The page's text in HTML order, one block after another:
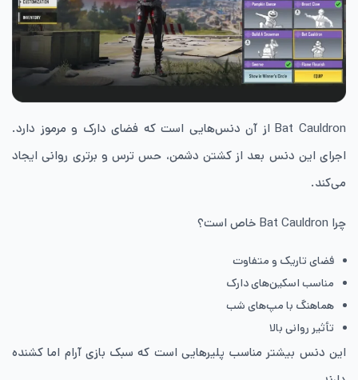
Bat Cauldron از آن دنس‌هایی است که فضای دارک و مرموز دارد.
اجرای این دنس بعد از کشتن دشمن، حس ترس و برتری روانی ایجاد
می‌کند.
چرا Bat Cauldron خاص است؟
فضای تاریک و متفاوت
مناسب اسکین‌های دارک
هماهنگ با مپ‌های شب
تأثیر روانی بالا
این دنس بیشتر مناسب پلیرهایی است که سبک بازی آرام اما کشنده